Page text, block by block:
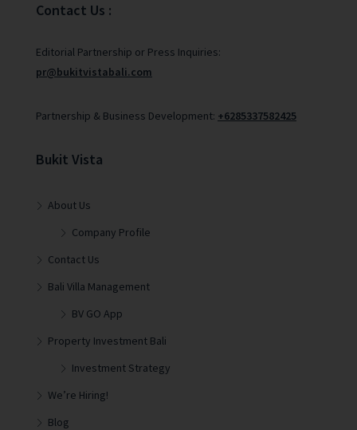
Contact Us :
Editorial Partnership or Press Inquiries:
pr@bukitvistabali.com
Partnership & Business Development: +6285337582425
Bukit Vista
About Us
Company Profile
Contact Us
Bali Villa Management
BV GO App
Property Investment Bali
Investment Strategy
We’re Hiring!
Blog